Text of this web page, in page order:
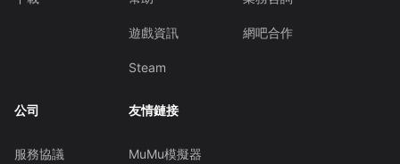
遊戲資訊
Steam
網吧合作
公司
服務協議
友情鏈接
MuMu模擬器